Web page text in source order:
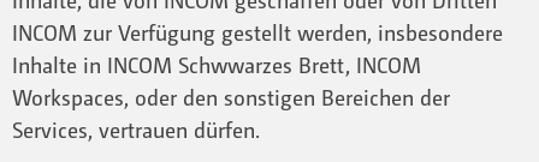
INCOM zur Verfügung gestellt werden, insbesondere
Inhalte in INCOM Schwwarzes Brett, INCOM
Workspaces, oder den sonstigen Bereichen der
Services, vertrauen dürfen.